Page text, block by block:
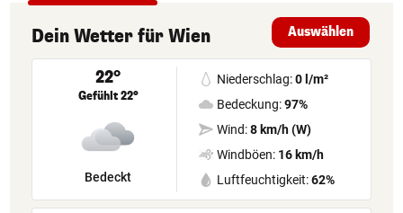
Dein WetterfürWien Auswählen
22°
Gefühlt 22°
Bedeckt
Niederschlag:0 l/m²
Bedeckung:97%
Wind:8 km/h (W)
Windböen: 16 km/h
Luftfeuchtigkeit:62%